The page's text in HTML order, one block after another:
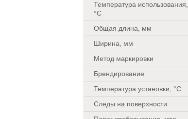
Температура использования,
°C
Общая длина, мм
Ширина, мм
Метод маркировки
Брендирование
Температура установки, °C
Следы на поверхности